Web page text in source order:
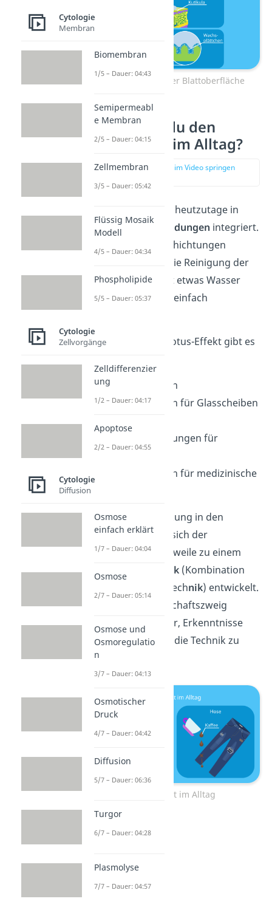
Strukturierung der Blattoberfläche
Wo findest du den
Lotuseffekt im Alltag?
zur Stelle im Video springen
Der Lotuseffekt ist heutzutage in
vieleAlltagsanwendungen integriert.
Verschiedene Beschichtungen
erleichtern dabei die Reinigung der
Oberflächen — mit etwas Wasser
lässt sich Schmutz einfach
Als Produkte mit Lotus-Effekt gibt es
Fassadenfarben
Beschichtungen für Glasscheiben
Textilbeschichtungen für
Beschichtungen für medizinische
Seit seiner Entdeckung in den
1970er-Jahren hat sich der
Lotuseffekt mittlerweile zu einem
Klassiker der
Bionik (Kombination
logie und Technik) entwickelt.
In diesem Wissenschaftszweig
versuchen Forscher, Erkenntnisse
aus der Biologie in die Technik zu
übertragen.
Lotuseffekt im Alltag
Cytologie
Membran
Biomembran
1/5 – Dauer: 04:43
Semipermeabl
e Membran
2/5 – Dauer: 04:15
Zellmembran
3/5 – Dauer: 05:42
Flüssig Mosaik
Modell
4/5 – Dauer: 04:34
Phospholipide
5/5 – Dauer: 05:37
Cytologie
Zellvorgänge
Zelldifferenzier
ung
1/2 – Dauer: 04:17
Apoptose
2/2 – Dauer: 04:55
Cytologie
Diffusion
Osmose
einfach erklärt
1/7 – Dauer: 04:04
Osmose
2/7 – Dauer: 05:14
Osmose und
Osmoregulatio
n
3/7 – Dauer: 04:13
Osmotischer
Druck
4/7 – Dauer: 04:42
Diffusion
5/7 – Dauer: 06:36
Turgor
6/7 – Dauer: 04:28
Plasmolyse
7/7 – Dauer: 04:57